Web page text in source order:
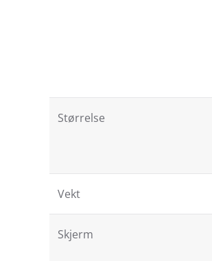
Størrelse
Vekt
Skjerm